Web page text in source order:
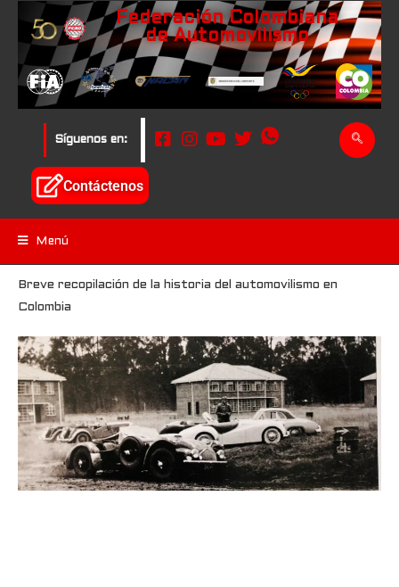
Federación Colombiana
de Automovilismo
Síguenos en:
Contáctenos
Menú
Breve recopilación de la historia del automovilismo en
Colombia